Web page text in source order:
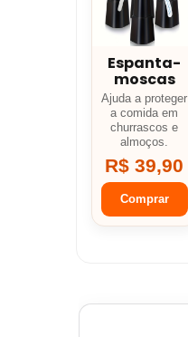
Espanta-
moscas
Ajuda a proteger
a comida em
churrascos e
almoços.
R$ 39,90
Comprar